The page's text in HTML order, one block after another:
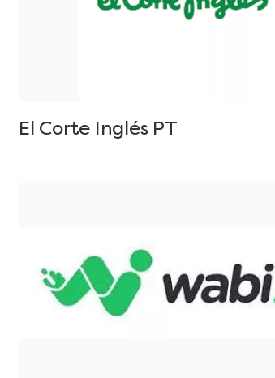
El Corte Inglés PT